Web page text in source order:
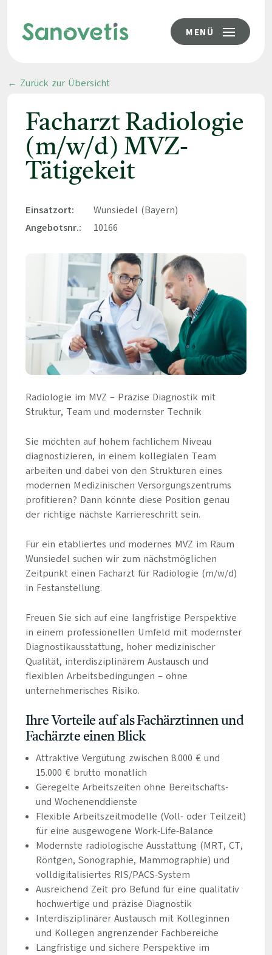
MENÜ
← Zurück zur Übersicht
Facharzt Radiologie
(m/w/d) MVZ-
Tätigekeit
Einsatzort:
Wunsiedel (Bayern)
Angebotsnr.:
10166
Radiologie im MVZ – Präzise Diagnostik mit
Struktur, Team und modernster Technik
Sie möchten auf hohem fachlichem Niveau
diagnostizieren, in einem kollegialen Team
arbeiten und dabei von den Strukturen eines
modernen Medizinischen Versorgungszentrums
profitieren? Dann könnte diese Position genau
der richtige nächste Karriereschritt sein.
Für ein etabliertes und modernes MVZ im Raum
Wunsiedel suchen wir zum nächstmöglichen
Zeitpunkt einen Facharzt für Radiologie (m/w/d)
in Festanstellung.
Freuen Sie sich auf eine langfristige Perspektive
in einem professionellen Umfeld mit modernster
Diagnostikausstattung, hoher medizinischer
Qualität, interdisziplinärem Austausch und
flexiblen Arbeitsbedingungen – ohne
unternehmerisches Risiko.
Ihre Vorteile auf als Fachärztinnen und
Fachärzte einen Blick
Attraktive Vergütung zwischen 8.000 € und
15.000 € brutto monatlich
Geregelte Arbeitszeiten ohne Bereitschafts-
und Wochenenddienste
Flexible Arbeitszeitmodelle (Voll- oder Teilzeit)
für eine ausgewogene Work-Life-Balance
Modernste radiologische Ausstattung (MRT, CT,
Röntgen, Sonographie, Mammographie) und
volldigitalisiertes RIS/PACS-System
Ausreichend Zeit pro Befund für eine qualitativ
hochwertige und präzise Diagnostik
Interdisziplinärer Austausch mit Kolleginnen
und Kollegen angrenzender Fachbereiche
Langfristige und sichere Perspektive im